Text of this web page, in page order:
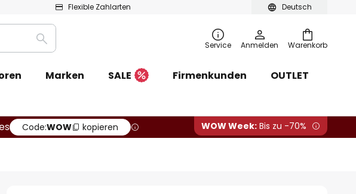
Deutsch
Flexible Zahlarten
Warenkorb
Suche Service Anmelden
Marken SALE Firmenkunden
OUTLET
Code:WOW kopieren WOW Week: Bis zu -70%